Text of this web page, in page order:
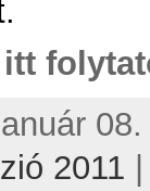
2011